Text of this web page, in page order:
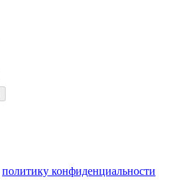
политику конфиденциальности